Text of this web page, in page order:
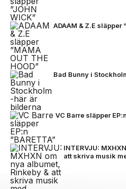
ADAAM & Z.E släpper
Bad Bunny i
VC Barre släpper
INTERVJU:
att skriva musik